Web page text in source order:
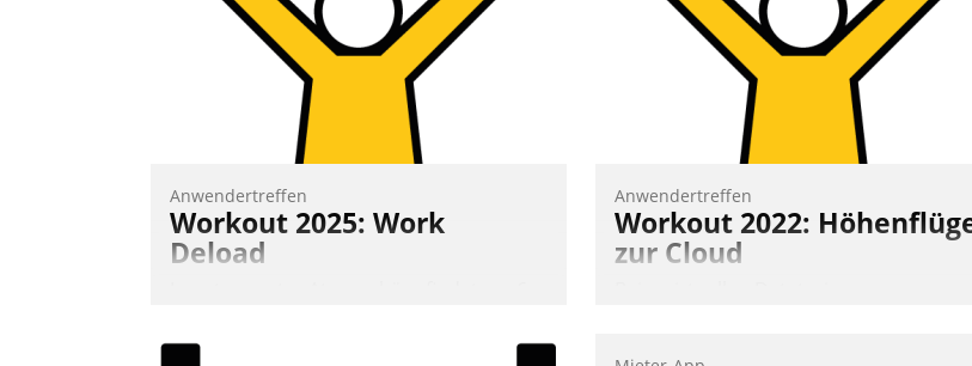
Anwendertreffen
Workout 2025: Work
Deload
Kunden- und Partnerkreis statt. Zentrale
Anwendertreffen
Workout 2022:
zur Cloud